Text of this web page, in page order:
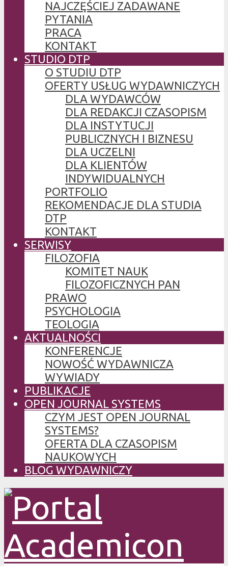
NAJCZĘŚCIEJ ZADAWANE
PYTANIA
PRACA
KONTAKT
STUDIO DTP
O STUDIU DTP
OFERTY USŁUG WYDAWNICZYCH
DLA WYDAWCÓW
DLA REDAKCJI CZASOPISM
DLA INSTYTUCJI
PUBLICZNYCH I BIZNESU
DLA UCZELNI
DLA KLIENTÓW
INDYWIDUALNYCH
PORTFOLIO
REKOMENDACJE DLA STUDIA
DTP
KONTAKT
SERWISY
FILOZOFIA
KOMITET NAUK
FILOZOFICZNYCH PAN
PRAWO
PSYCHOLOGIA
TEOLOGIA
AKTUALNOŚCI
KONFERENCJE
NOWOŚĆ WYDAWNICZA
WYWIADY
PUBLIKACJE
OPEN JOURNAL SYSTEMS
CZYM JEST OPEN JOURNAL
SYSTEMS?
OFERTA DLA CZASOPISM
NAUKOWYCH
BLOG WYDAWNICZY